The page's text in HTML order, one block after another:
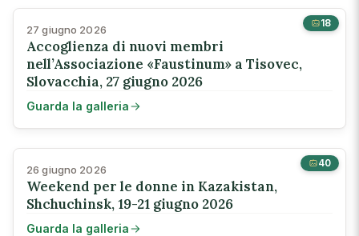
18
27 giugno 2026
Accoglienza di nuovi membri
nell’Associazione «Faustinum» a Tisovec,
Slovacchia, 27 giugno 2026
Guarda la galleria
40
26 giugno 2026
Weekend per le donne in Kazakistan,
Shchuchinsk, 19-21 giugno 2026
Guarda la galleria